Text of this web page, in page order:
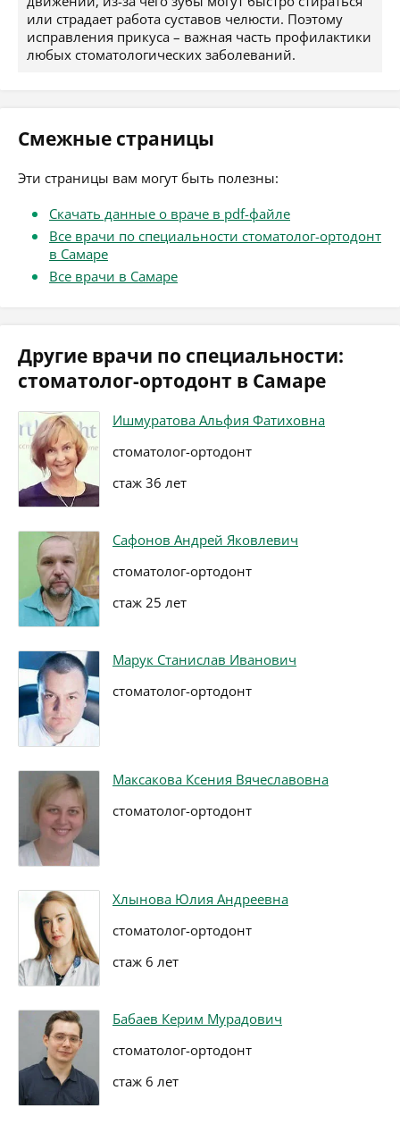
или страдает работа суставов челюсти. Поэтому
исправления прикуса – важная часть профилактики
любых стоматологических заболеваний.
Смежные страницы
Эти страницы вам могут быть полезны:
Скачать данные о враче в pdf-файле
Все врачи по специальности стоматолог-ортодонт
в Самаре
Все врачи в Самаре
Другие врачи по специальности:
стоматолог-ортодонт в Самаре
Ишмуратова Альфия Фатиховна
стоматолог-ортодонт
стаж 36 лет
Сафонов Андрей Яковлевич
стоматолог-ортодонт
стаж 25 лет
Марук Станислав Иванович
стоматолог-ортодонт
Максакова Ксения Вячеславовна
стоматолог-ортодонт
Хлынова Юлия Андреевна
стоматолог-ортодонт
стаж 6 лет
Бабаев Керим Мурадович
стоматолог-ортодонт
стаж 6 лет